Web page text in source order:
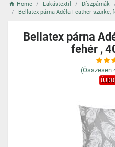
Home Lakástextil Díszpárnák
Bellatex párna Adéla Feather szürke,
Bellatex párna
fehér ,
(Összesen